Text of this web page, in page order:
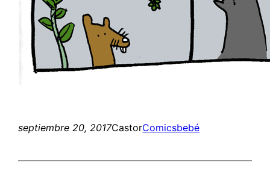
septiembre 20, 2017CastorComicsbebé